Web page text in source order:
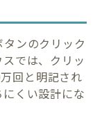
ンのクリック
では、クリッ
回と明記され
くい設計にな